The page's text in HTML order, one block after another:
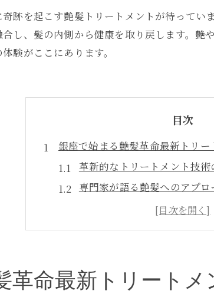
跡を起こす艶髪トリートメントが待って
し、髪の内側から健康を取り戻します。
験がここにあります。
目次
銀座で始まる艶髪革命最新トリ
革新的なトリートメント技術
専門家が語る艶髪へのアプロ
銀座の美容サロンが提供する
トリートメント前後の髪質
あなたの髪が輝くまでのステ
艶髪トリートメントが叶える銀座
革命最新トリート